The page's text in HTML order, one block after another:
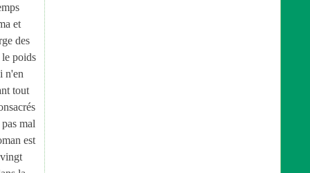
et
des
le poids
n'en
tout
mal
est